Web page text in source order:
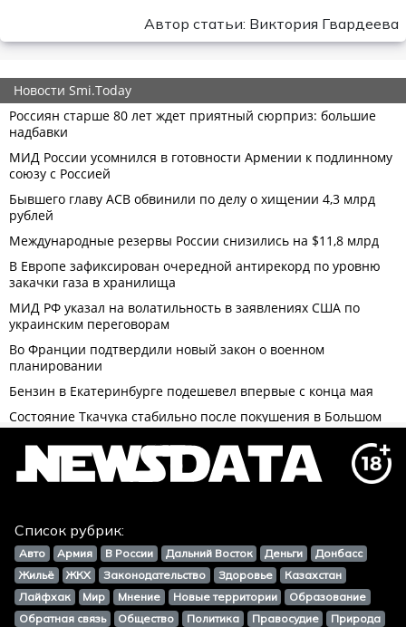
Автор статьи: Виктория Гвардеева
Список рубрик:
Авто Армия В России Дальний Восток Деньги
Донбасс
Жильё
ЖКХ Законодательство Здоровье
Казахстан
Лайфхак
Мир Мнение Новые территории
Образование
Обратная связь
Общество Политика Правосудие Природа